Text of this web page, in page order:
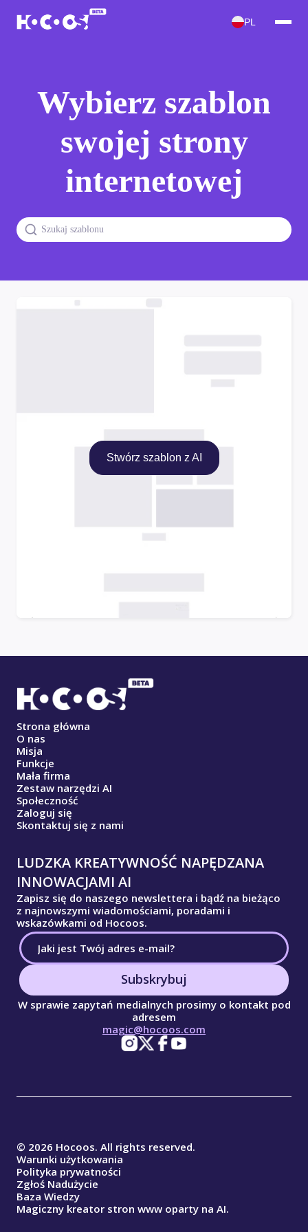
PL
Wybierz szablon
swojej strony
internetowej
Stwórz szablon z AI
Strona główna
O nas
Misja
Funkcje
Mała firma
Zestaw narzędzi AI
Społeczność
Zaloguj się
Skontaktuj się z nami
LUDZKA KREATYWNOŚĆ NAPĘDZANA
INNOWACJAMI AI
Zapisz się do naszego newslettera i bądź na bieżąco
z najnowszymi wiadomościami, poradami i
wskazówkami od Hocoos.
Subskrybuj
W sprawie zapytań medialnych prosimy o kontakt pod
adresem
magic@hocoos.com
© 2026 Hocoos. All rights reserved.
Warunki użytkowania
Polityka prywatności
Zgłoś Nadużycie
Baza Wiedzy
Magiczny kreator stron www oparty na AI.